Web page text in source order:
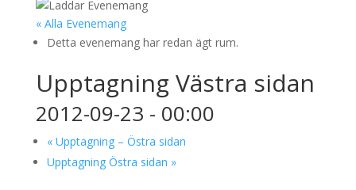
« Alla Evenemang
Detta evenemang har redan ägt rum.
Upptagning Västra sidan
2012-09-23 - 00:00
«Upptagning – Östra sidan
Upptagning Östra sidan »